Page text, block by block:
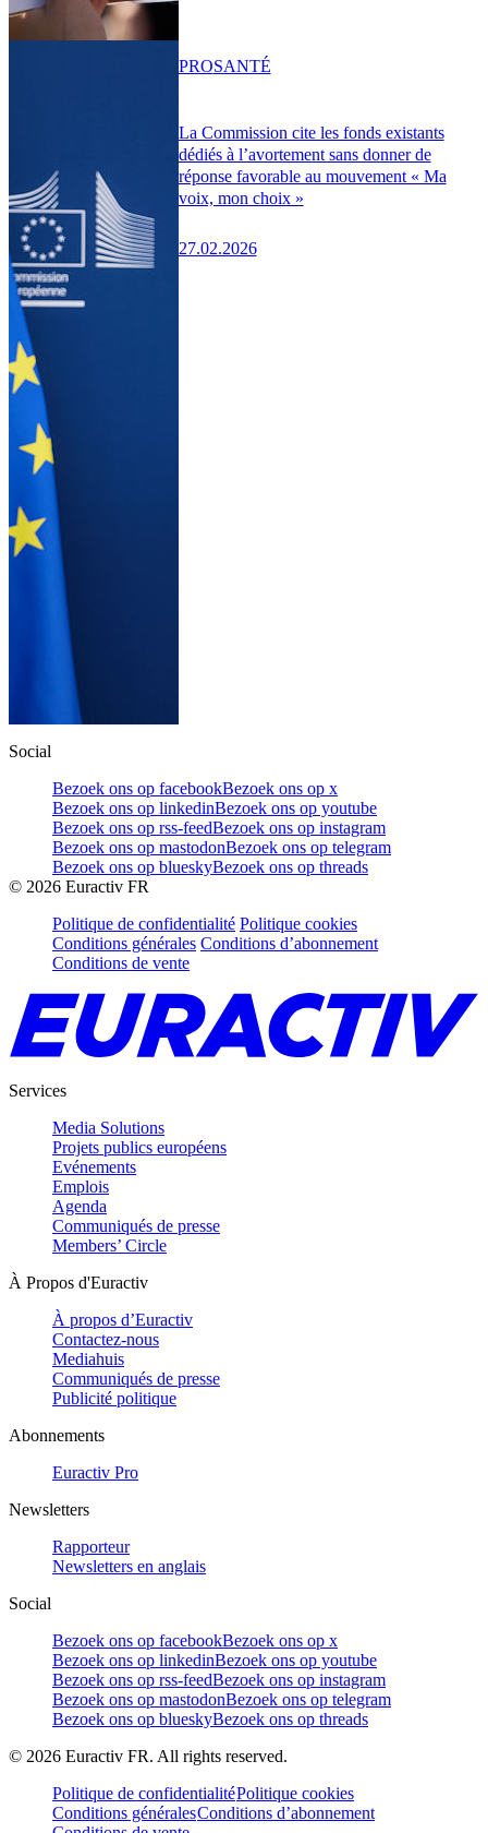
La Commission cite les fonds existants
dédiés à l’avortement sans donner de
réponse favorable au mouvement « Ma
voix, mon choix »
27.02.2026
PROSANTÉ
Social
Bezoek ons op facebookBezoek ons op x
Bezoek ons op linkedinBezoek ons op youtube
Bezoek ons op rss-feedBezoek ons op instagram
Bezoek ons op mastodonBezoek ons op telegram
Bezoek ons op blueskyBezoek ons op threads
© 2026 Euractiv FR
Politique de confidentialité Politique cookies
Conditions générales Conditions d’abonnement
Conditions de vente
Services
Media Solutions
Projets publics européens
Evénements
Emplois
Agenda
Communiqués de presse
Members’ Circle
À Propos d'Euractiv
À propos d’Euractiv
Contactez-nous
Mediahuis
Communiqués de presse
Publicité politique
Abonnements
Euractiv Pro
Newsletters
Rapporteur
Newsletters en anglais
Social
Bezoek ons op facebookBezoek ons op x
Bezoek ons op linkedinBezoek ons op youtube
Bezoek ons op rss-feedBezoek ons op instagram
Bezoek ons op mastodonBezoek ons op telegram
Bezoek ons op blueskyBezoek ons op threads
© 2026 Euractiv FR. All rights reserved.
Politique de confidentialitéPolitique cookies
Conditions généralesConditions d’abonnement